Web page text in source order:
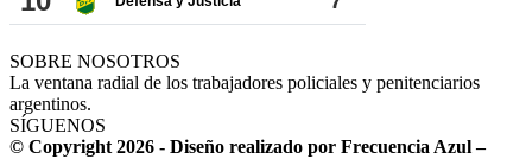
SOBRE NOSOTROS
La ventana radial de los trabajadores policiales y penitenciarios
argentinos.
SÍGUENOS
© Copyright 2026 - Diseño realizado por Frecuencia Azul –